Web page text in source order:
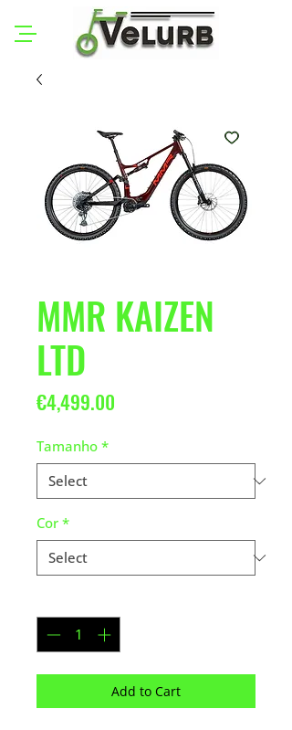
MMR KAIZEN
LTD
€4,499.00
Tamanho *
Cor *
Add to Cart